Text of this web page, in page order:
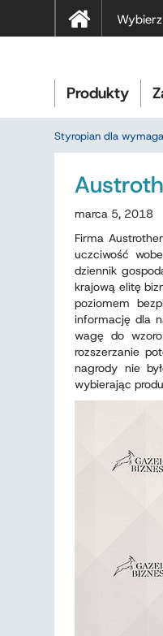
Produkty
Styropian dla
marca 5, 2018
Firma
uczciwość
dziennik
krajową elitę
poziomem
informację dla
wagę do
rozszerzanie
nagrody nie
wybierając